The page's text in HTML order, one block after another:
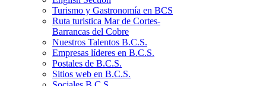
Turismo y Gastronomía en BCS
Ruta turistica Mar de Cortes-
Barrancas del Cobre
Nuestros Talentos B.C.S.
Empresas líderes en B.C.S.
Postales de B.C.S.
Sitios web en B.C.S.